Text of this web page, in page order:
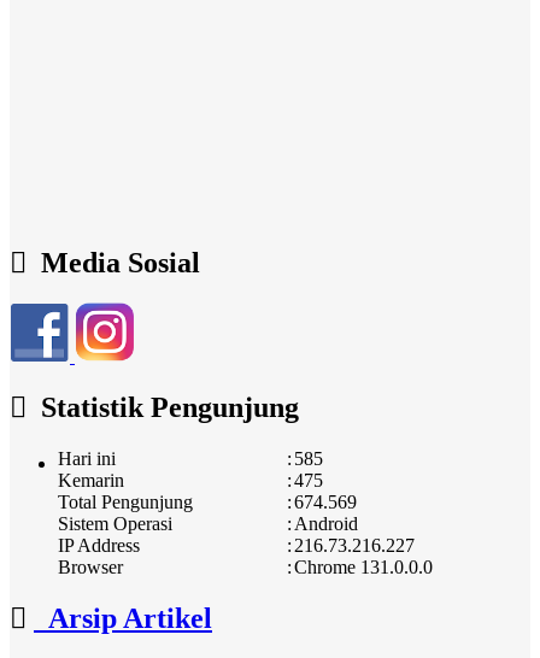
Media Sosial
Statistik Pengunjung
Hari ini : 585
Kemarin
:475
Total Pengunjung
:674.569
Sistem Operasi
: Android
IP Address
: 216.73.216.227
Browser
:Chrome 131.0.0.0
Arsip Artikel